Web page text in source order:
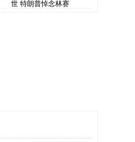
世 特朗普悼念林赛